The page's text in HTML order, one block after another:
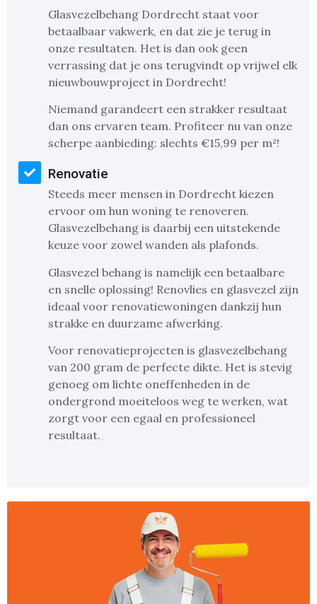
Glasvezelbehang Dordrecht staat voor
betaalbaar vakwerk, en dat zie je terug in
onze resultaten. Het is dan ook geen
verrassing dat je ons terugvindt op vrijwel elk
nieuwbouwproject in Dordrecht!
Niemand garandeert een strakker resultaat
dan ons ervaren team. Profiteer nu van onze
scherpe aanbieding: slechts €15,99 per m²!
Renovatie
Steeds meer mensen in Dordrecht kiezen
ervoor om hun woning te renoveren.
Glasvezelbehang is daarbij een uitstekende
keuze voor zowel wanden als plafonds.
Glasvezel behang is namelijk een betaalbare
en snelle oplossing! Renovlies en glasvezel zijn
ideaal voor renovatiewoningen dankzij hun
strakke en duurzame afwerking.
Voor renovatieprojecten is glasvezelbehang
van 200 gram de perfecte dikte. Het is stevig
genoeg om lichte oneffenheden in de
ondergrond moeiteloos weg te werken, wat
zorgt voor een egaal en professioneel
resultaat.